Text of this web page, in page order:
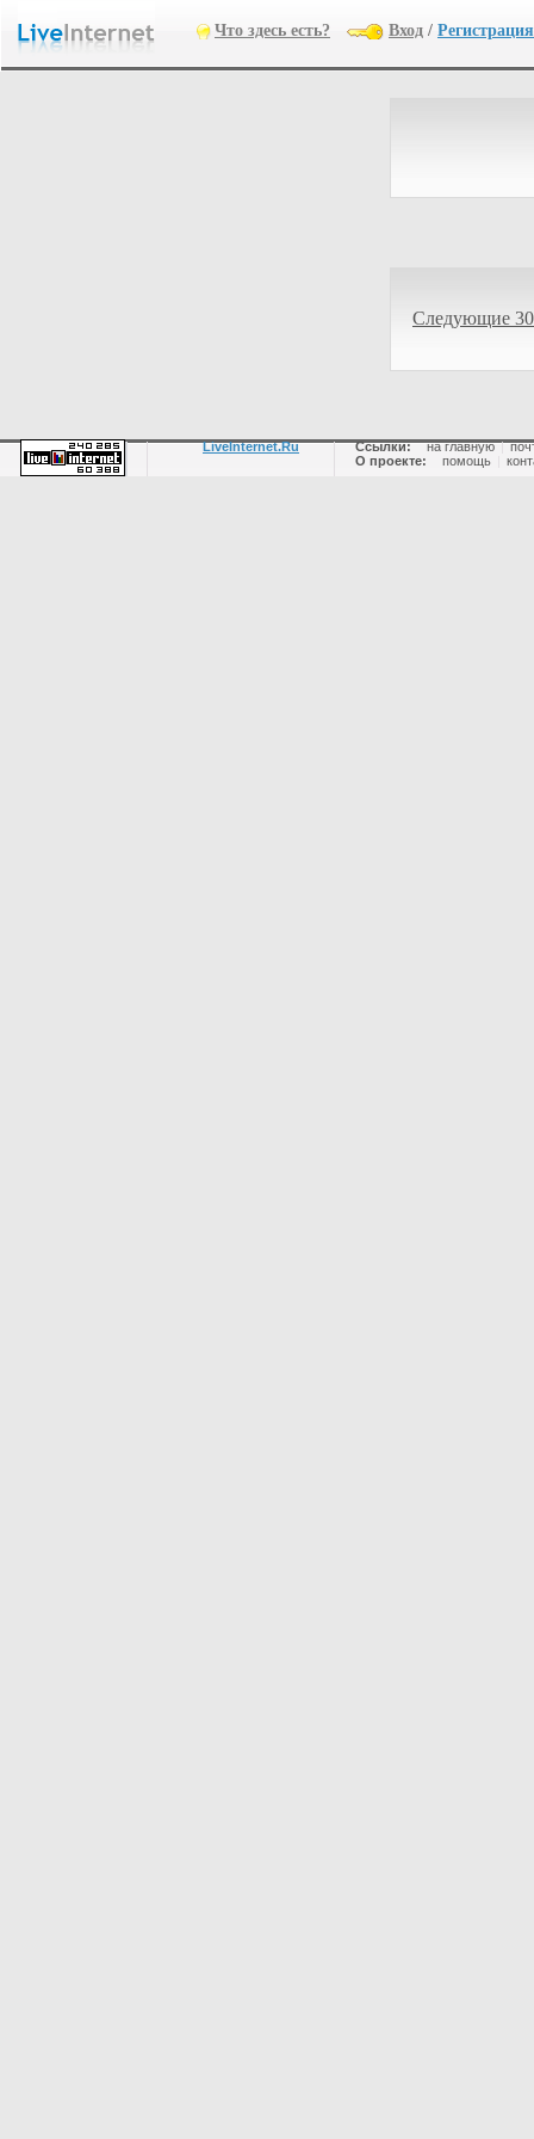
Что здесь есть? Вход / Регистрация
Следующие
LiveInternet.Ru Ссылки: на главную |
О проекте:
помощь